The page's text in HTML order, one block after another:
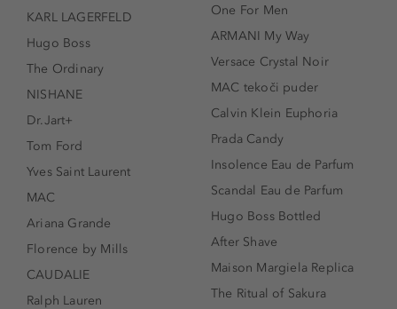
KARL LAGERFELD
Hugo Boss
The Ordinary
NISHANE
Dr.Jart+
Tom Ford
Yves Saint Laurent
MAC
Ariana Grande
Florence by Mills
CAUDALIE
Ralph Lauren
One For Men
ARMANI My Way
Versace Crystal Noir
MAC tekoči puder
Calvin Klein Euphoria
Prada Candy
Insolence Eau de Parfum
Scandal Eau de Parfum
Hugo Boss Bottled
After Shave
Maison Margiela Replica
The Ritual of Sakura